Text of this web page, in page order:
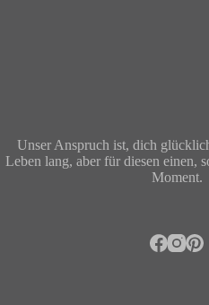
Unser Anspruch ist, dich
Leben lang, aber für diesen einen,
Moment.